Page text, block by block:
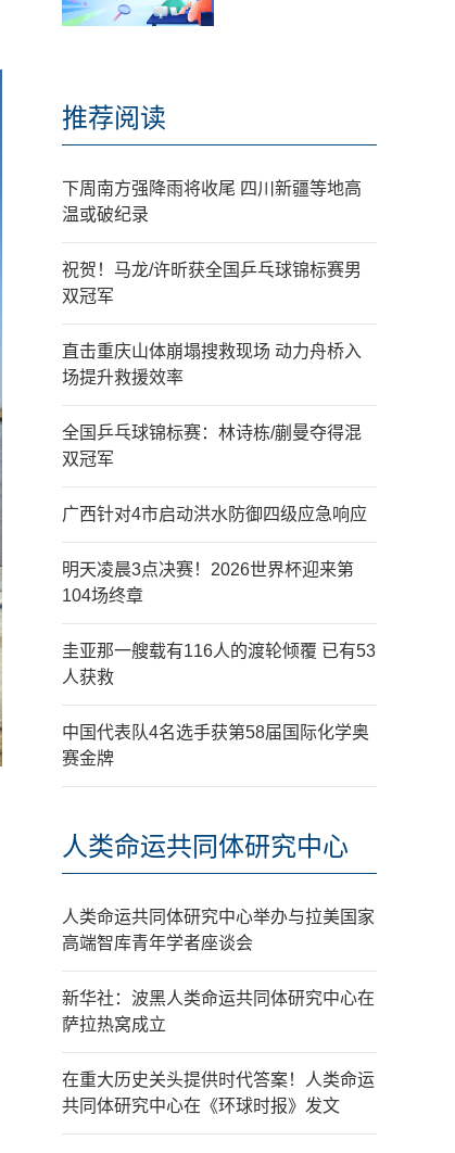
推荐阅读
下周南方强降雨将收尾 四川新疆等地高
温或破纪录
祝贺！马龙/许昕获全国乒乓球锦标赛男
双冠军
直击重庆山体崩塌搜救现场 动力舟桥入
场提升救援效率
全国乒乓球锦标赛：林诗栋/蒯曼夺得混
双冠军
广西针对4市启动洪水防御四级应急响应
明天凌晨3点决赛！2026世界杯迎来第
104场终章
圭亚那一艘载有116人的渡轮倾覆 已有53
人获救
中国代表队4名选手获第58届国际化学奥
赛金牌
人类命运共同体研究中心
人类命运共同体研究中心举办与拉美国家
高端智库青年学者座谈会
新华社：波黑人类命运共同体研究中心在
萨拉热窝成立
在重大历史关头提供时代答案！人类命运
共同体研究中心在《环球时报》发文